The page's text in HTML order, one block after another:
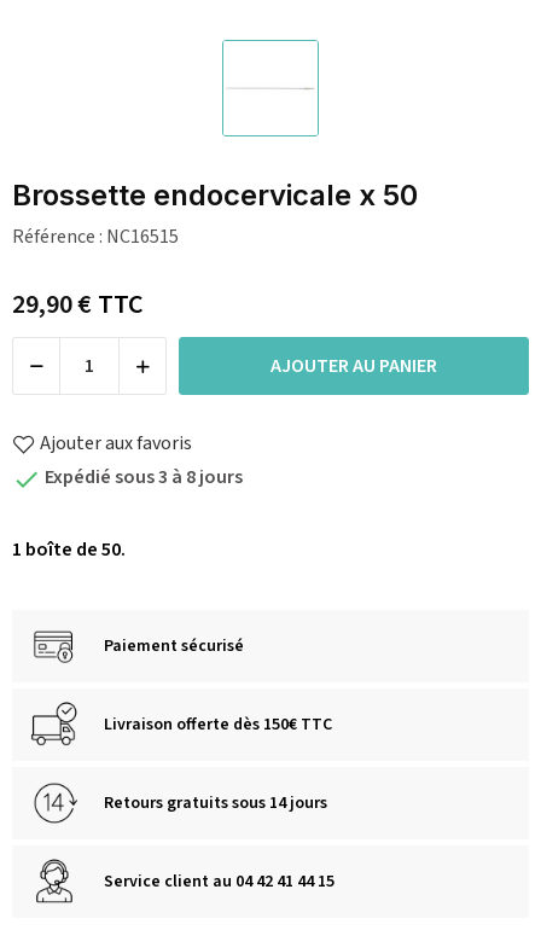
Brossette endocervicale x 50
Référence : NC16515
29,90 €TTC
AJOUTER AU PANIER
Ajouter aux favoris
 Expédié sous 3 à 8 jours
1 boîte de 50.
Paiement sécurisé
Livraison offerte dès 150€ TTC
Retours gratuits sous 14 jours
Service client au 04 42 41 44 15